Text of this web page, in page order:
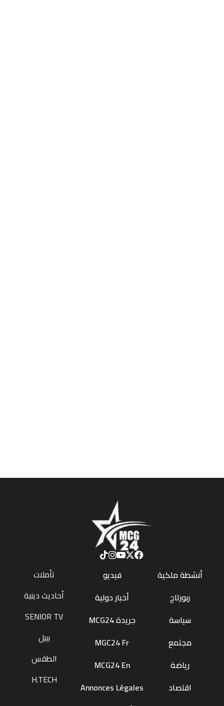
أنشطة ملكية
ربورتاج
سياسة
مجتمع
رياضة
اقتصاد
فيديو
أخبار دولية
جريدة MCG24
MGC24 Fr
MCG24 En
Annonces Légales
تأملات
أحاديث دينية
SENIOR TV
بيبل
الطقس
H.TECH